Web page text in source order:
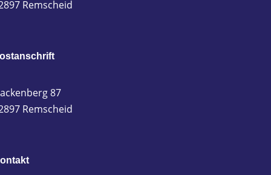
Remscheid
87
Remscheid